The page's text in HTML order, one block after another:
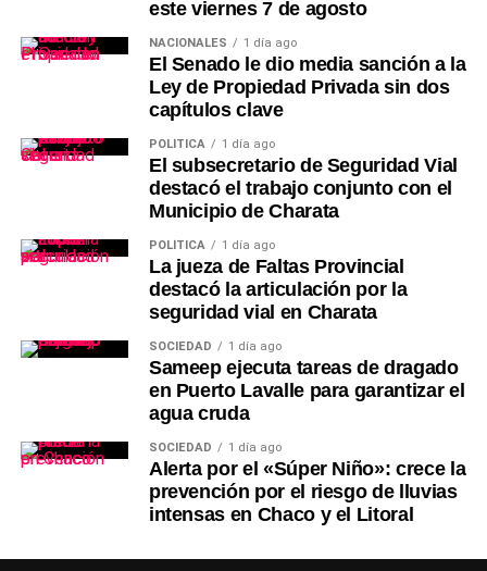
este viernes 7 de agosto
NACIONALES 1 día ago
El Senado le dio media sanción a la
Ley de Propiedad Privada sin dos
capítulos clave
POLÍTICA 1 día ago
El subsecretario de Seguridad Vial
destacó el trabajo conjunto con el
Municipio de Charata
POLÍTICA 1 día ago
La jueza de Faltas Provincial
destacó la articulación por la
seguridad vial en Charata
SOCIEDAD 1 día ago
Sameep ejecuta tareas de dragado
en Puerto Lavalle para garantizar el
agua cruda
SOCIEDAD 1 día ago
Alerta por el «Súper Niño»: crece la
prevención por el riesgo de lluvias
intensas en Chaco y el Litoral